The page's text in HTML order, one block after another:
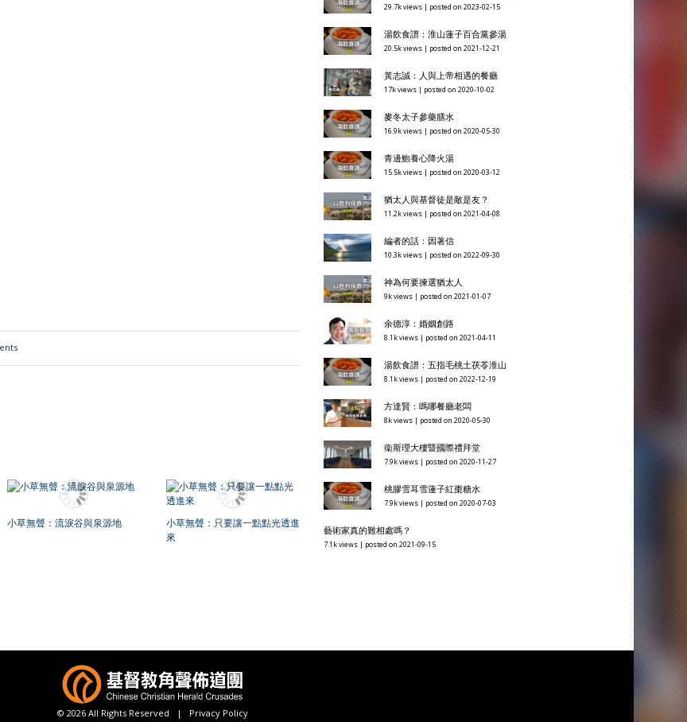
小草無聲：流淚谷與泉源地
小草無聲：只要讓一點點光透進
來
29.7k views posted on 2023-02-15
湯飲食譜：淮山蓮子百合黨參湯
20.5k views posted on 2021-12-21
黃志誠：人與上帝相遇的餐廳
17k views posted on 2020-10-02
麥冬太子參藥膳水
16.9k views posted on 2020-05-30
青邊鮑養心降火湯
15.5k views posted on 2020-03-12
猶太人與基督徒是敵是友？
11.2k views posted on 2021-04-08
編者的話：因著信
10.3k views posted on 2022-09-30
神為何要揀選猶太人
9k views posted on 2021-01-07
余德淳：婚姻創路
8.1k views posted on 2021-04-11
湯飲食譜：五指毛桃土茯苓淮山
8.1k views posted on 2022-12-19
方達賢：嗎哪餐廳老闆
8k views posted on 2020-05-30
衞斯理大樓暨國際禮拜堂
7.9k views posted on 2020-11-27
桃膠雪耳雪蓮子紅棗糖水
7.9k views posted on 2020-07-03
藝術家真的難相處嗎？
7.1k views posted on 2021-09-15
© 2026 All Rights Reserved | Privacy Policy